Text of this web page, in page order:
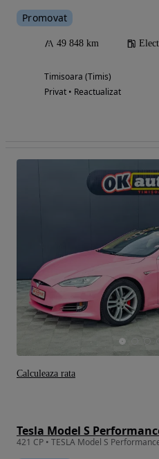
Promovat
49 848 km
Timisoara (Timis)
Privat • Reactualizat
Tesla Model S
421 CP • TESLA Model S
Calculeaza rata